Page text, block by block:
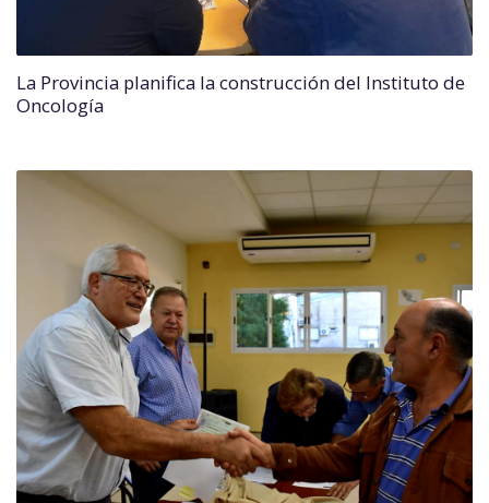
La Provincia planifica la construcción del Instituto de
Oncología